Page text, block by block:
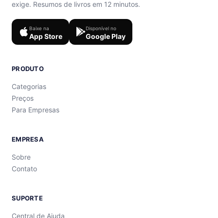
exige. Resumos de livros em 12 minutos.
Baixe na
App Store
Disponível no
Google Play
PRODUTO
Categorias
Preços
Para Empresas
EMPRESA
Sobre
Contato
SUPORTE
Central de Ajuda